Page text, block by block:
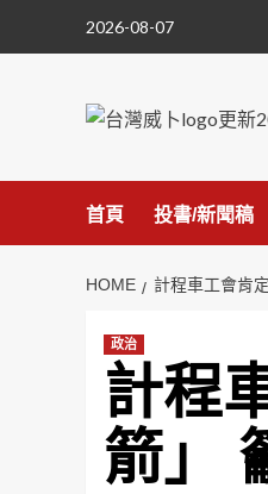
2026-08-07
首頁 投書/新聞稿
HOME 計程車工會肯
政治
計程
箭」